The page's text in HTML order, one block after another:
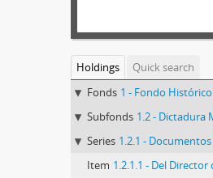
Holdings
Quick search
Fonds 1 - Fondo
Subfonds 1.2 - Dictadura
Series 1.2.1 -
Item 1.2.1.1 - Del Director de